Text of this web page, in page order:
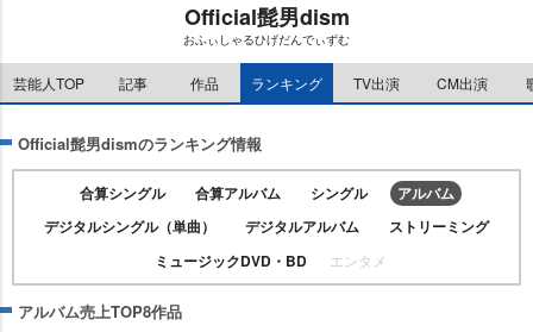
Official髭男dism
おふぃしゃるひげだんでぃずむ
芸能人TOP 記事 作品 ランキング TV出演 CM出演
Official髭男dismのランキング情報
合算シングル 合算アルバム シングル
アルバム
デジタルシングル（単曲）
デジタルアルバム
ストリーミング
ミュージックDVD・BD
エンタメ
アルバム売上TOP8作品